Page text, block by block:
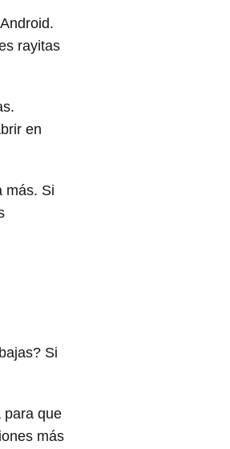
rayitas
en
más. Si
Si
para que
más